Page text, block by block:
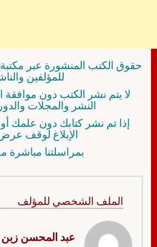
حقوق الكتب المنشورة عبر
للمؤلفين
لا يتم نشر الكتب دون
النشر والمجلات
إذا تم نشر كتابك دون علمك
الإبلاغ لوقف
بمراسلتنا مباشرة
الملف الشخصي للمؤلف
عبد المحسن زبن